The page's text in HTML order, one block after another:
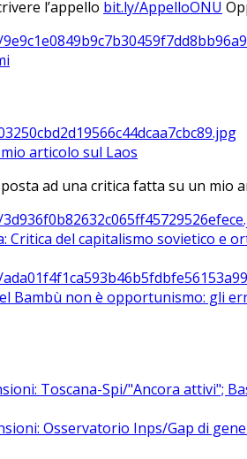
l’appello bit.ly/AppelloONU
articolo sul Laos
ad una critica fatta su un mio
Critica del capitalismo sovietico e
Bambù non è opportunismo: gli
Toscana-Spi/"Ancora attivi";
Osservatorio Inps/Gap di